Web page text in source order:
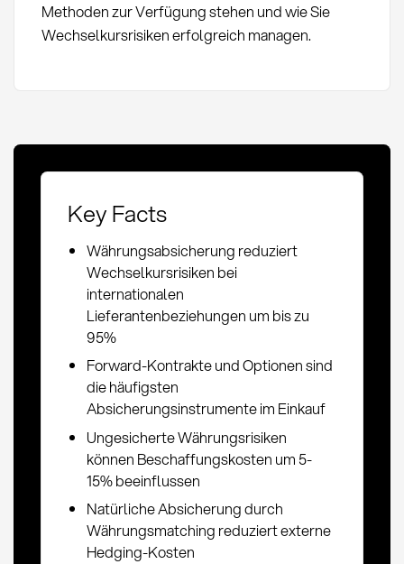
Methoden zur Verfügung stehen und wie Sie
Wechselkursrisiken erfolgreich managen.
Key Facts
Währungsabsicherung reduziert
Wechselkursrisiken bei
internationalen
Lieferantenbeziehungen um bis zu
95%
Forward-Kontrakte und Optionen sind
die häufigsten
Absicherungsinstrumente im Einkauf
Ungesicherte Währungsrisiken
können Beschaffungskosten um 5-
15% beeinflussen
Natürliche Absicherung durch
Währungsmatching reduziert externe
Hedging-Kosten